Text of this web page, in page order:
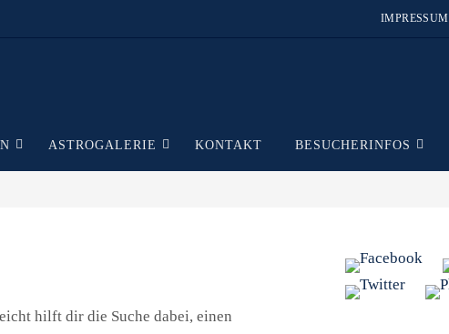
IMPRESSUM
ASTROGALERIE KONTAKT BESUCHERINFOS
hilft dir die Suche dabei, einen